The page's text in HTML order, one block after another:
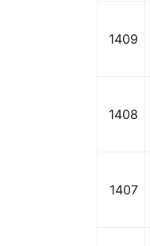
1409
1408
1407